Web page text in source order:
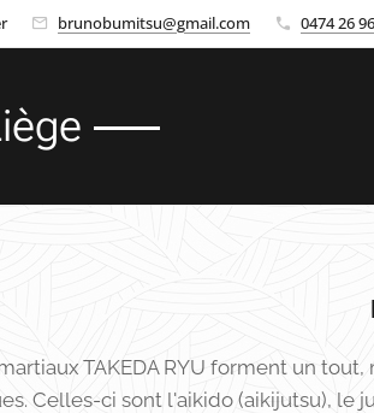
brunobumitsu@gmail.com 0474 26
TAKEDA RYU forment un
Celles-ci sont l'aikido (aikijutsu), le